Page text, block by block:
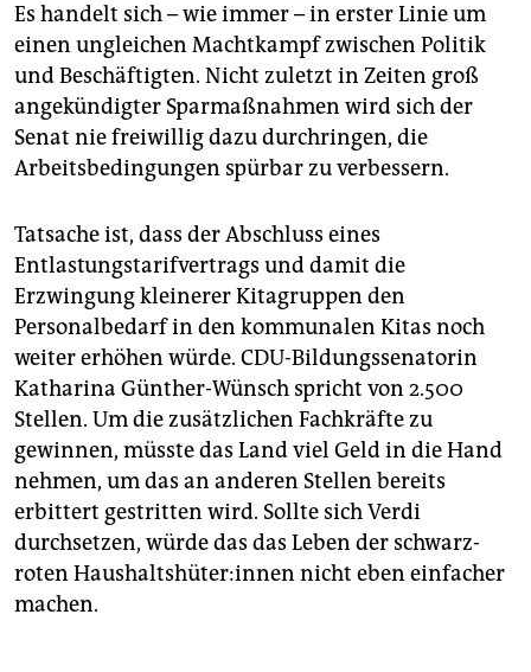
Es handelt sich – wie immer – in erster Linie um
einen ungleichen Machtkampf zwischen Politik
und Beschäftigten. Nicht zuletzt in Zeiten groß
angekündigter Sparmaßnahmen wird sich der
Senat nie freiwillig dazu durchringen, die
Arbeitsbedingungen spürbar zu verbessern.
Tatsache ist, dass der Abschluss eines
Entlastungstarifvertrags und damit die
Erzwingung kleinerer Kitagruppen den
Personalbedarf in den kommunalen Kitas noch
weiter erhöhen würde. CDU-Bildungssenatorin
Katharina Günther-Wünsch spricht von 2.500
Stellen. Um die zusätzlichen Fachkräfte zu
gewinnen, müsste das Land viel Geld in die Hand
nehmen, um das an anderen Stellen bereits
erbittert gestritten wird. Sollte sich Verdi
durchsetzen, würde das das Leben der schwarz-
roten Haus­halts­hü­te­r:in­nen nicht eben einfacher
machen.